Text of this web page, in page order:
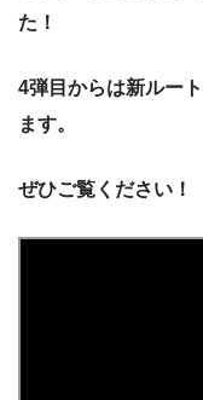
た！
4弾目からは新ルー
ます。
ぜひご覧ください！